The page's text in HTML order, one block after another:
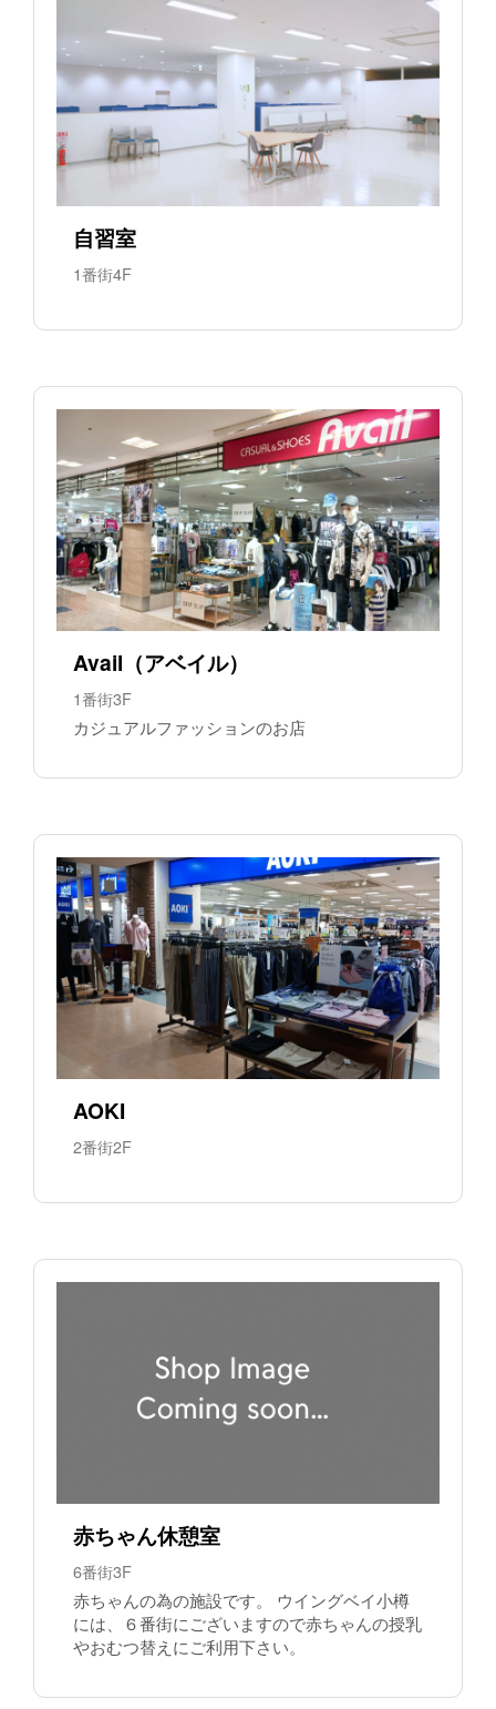
自習室
1番街4F
Avail（アベイル）
1番街3F
カジュアルファッションのお店
AOKI
2番街2F
赤ちゃん休憩室
6番街3F
赤ちゃんの為の施設です。 ウイングベイ小樽
には、６番街にございますので赤ちゃんの授乳
やおむつ替えにご利用下さい。